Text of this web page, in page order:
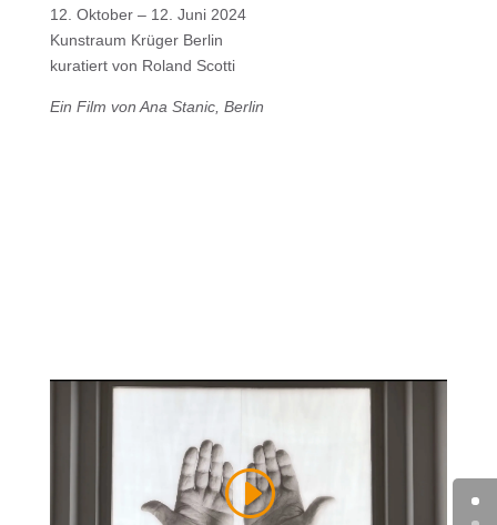
12. Oktober – 12. Juni 2024
Kunstraum Krüger Berlin
kuratiert von Roland Scotti
Ein Film von Ana Stanic, Berlin